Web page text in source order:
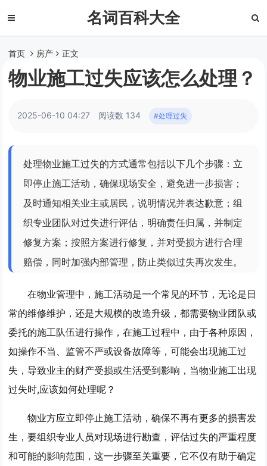
名词百科大全
首页 房产 正文
物业施工过失应该怎么处理？
2025-06-10 04:27 阅读数 134 #处理过失
处理物业施工过失的方式通常包括以下几个步骤：立
即停止施工活动，确保现场安全，避免进一步损害；
及时通知相关业主或居民，说明情况并表达歉意；组
织专业团队对过失进行评估，明确责任归属，并制定
修复方案；按照方案进行修复，并对受损方进行合理
赔偿，同时加强内部管理，防止类似过失再次发生。
在物业管理中，施工活动是一个常见的环节，无论是日
常的维修维护，还是大规模的改造升级，都需要物业团队或
委托的施工队伍进行操作，在施工过程中，由于各种原因，
如操作不当、监管不严或设备故障等，可能会出现施工过
失，导致业主的财产受损或生活受到影响，当物业施工出现
过失时,应该如何处理呢？
物业方应立即停止施工活动，确保不再有更多的损害发
生，要组织专业人员对现场进行勘查，评估过失的严重程度
和可能的影响范围，这一步骤至关重要，它不仅有助于确定